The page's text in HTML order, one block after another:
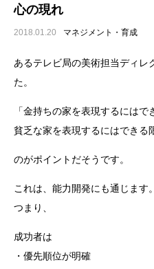
心の現れ
2018.01.20 マネジメント・育成
あるテレビ局の美術担当ディレ
た。
「金持ちの家を表現するには
貧乏な家を表現するにはできる
のがポイントだそうです。
これは、能力開発にも通じます。
つまり、
成功者は
・優先順位が明確